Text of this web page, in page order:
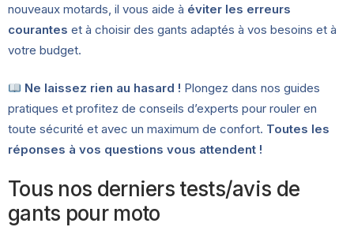
nouveaux motards, il vous aide à éviter les erreurs
courantes et à choisir des gants adaptés à vos besoins et à
votre budget.
Ne laissez rien au hasard ! Plongez dans nos guides
pratiques et profitez de conseils d’experts pour rouler en
toute sécurité et avec un maximum de confort. Toutes les
réponses à vos questions vous attendent !
Tous nos derniers tests/avis de
gants pour moto